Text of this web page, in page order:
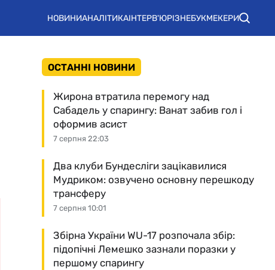
НОВИНИАНАЛІТИКАІНТЕРВ'ЮРІЗНЕБУКМЕКЕРИ
ОСТАННІ НОВИНИ
7 серпня 22:03
Жирона втратила перемогу над
Сабадель у спарингу: Ванат забив гол і
оформив асист
7 серпня 10:01
Два клуби Бундесліги зацікавилися
Мудриком: озвучено основну перешкоду
трансферу
Збірна України WU-17 розпочала збір:
підопічні Лемешко зазнали поразки у
першому спарингу